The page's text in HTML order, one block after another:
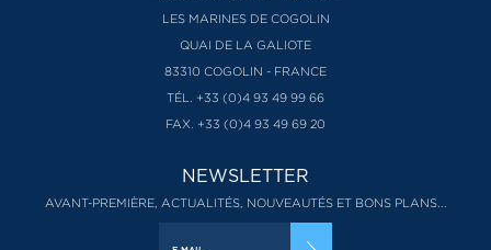
LES MARINES DE COGOLIN
QUAI DE LA GALIOTE
83310 COGOLIN - FRANCE
TÉL. +33 (0)4 93 49 99 66
FAX. +33 (0)4 93 49 69 20
NEWSLETTER
AVANT-PREMIÈRE, ACTUALITÉS, NOUVEAUTÉS ET BONS PLANS...